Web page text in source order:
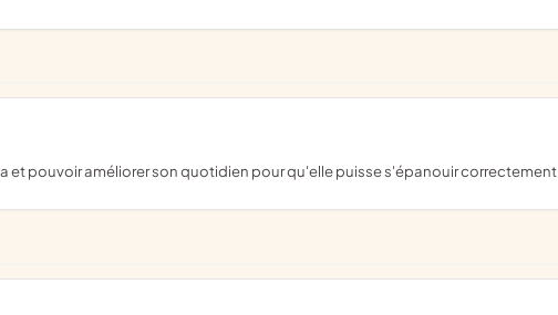
et pouvoir améliorer son quotidien pour qu'elle puisse s'épanouir correctement